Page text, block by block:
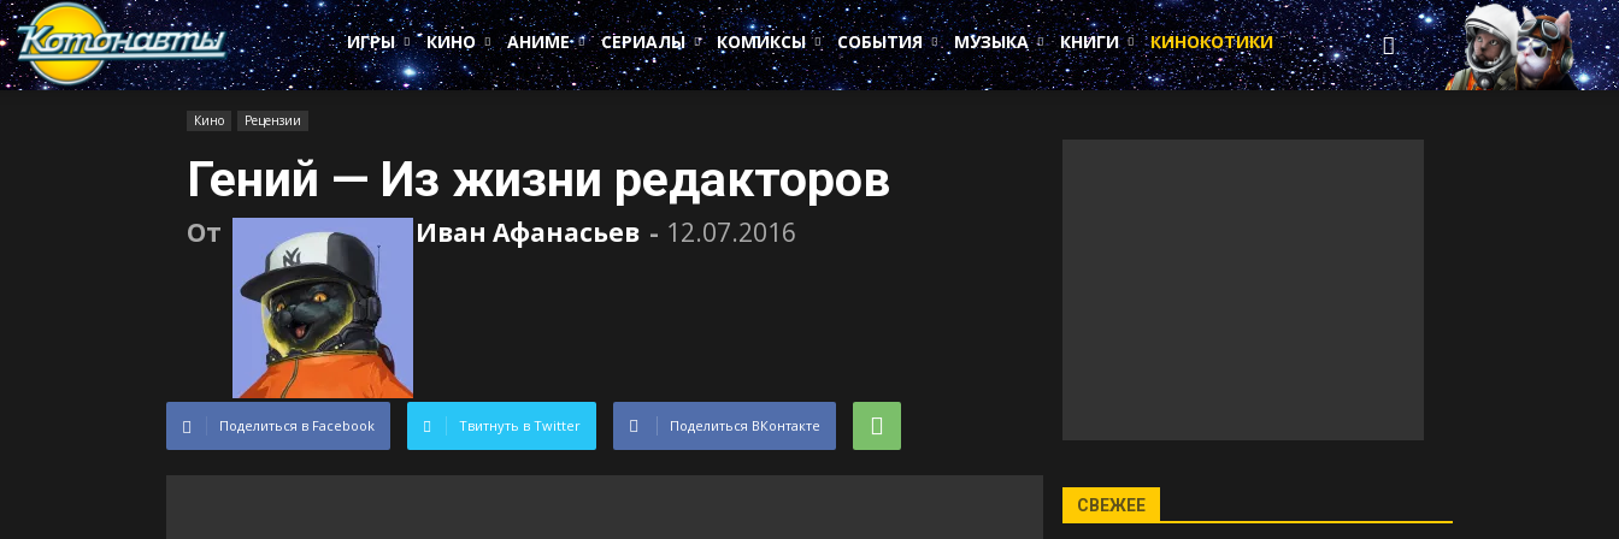
Котонавты
ИГРЫ
КИНО АНИМЕ СЕРИАЛЫ КОМИКСЫ СОБЫТИЯ МУЗЫКА КНИГИ КИНОКОТИКИ
Кино Рецензии
Гений — Из жизни редакторов
От Иван Афанасьев - 12.07.2016
Поделиться в Facebook Твитнуть в Twitter Поделиться ВКонтакте
СВЕЖЕЕ